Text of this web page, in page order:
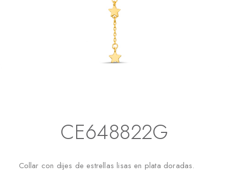
CE648822G
Collar con dijes de estrellas lisas en plata doradas.